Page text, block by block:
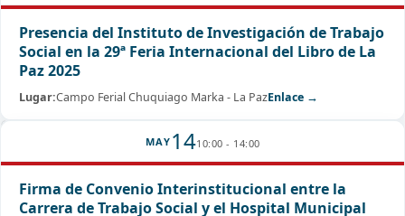
Presencia del Instituto de Investigación de Trabajo
Social en la 29ª Feria Internacional del Libro de La
Paz 2025
Lugar:Campo Ferial Chuquiago Marka - La PazEnlace →
MAY 1410:00 - 14:00
Firma de Convenio Interinstitucional entre la
Carrera de Trabajo Social y el Hospital Municipal